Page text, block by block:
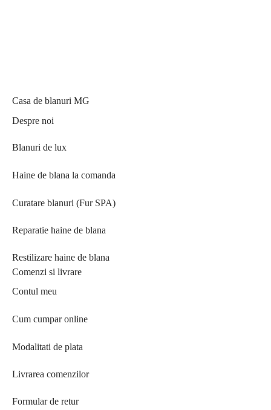
Casa de blanuri MG
Despre noi
Blanuri de lux
Haine de blana la comanda
Curatare blanuri (Fur SPA)
Reparatie haine de blana
Restilizare haine de blana
Comenzi si livrare
Contul meu
Cum cumpar online
Modalitati de plata
Livrarea comenzilor
Formular de retur